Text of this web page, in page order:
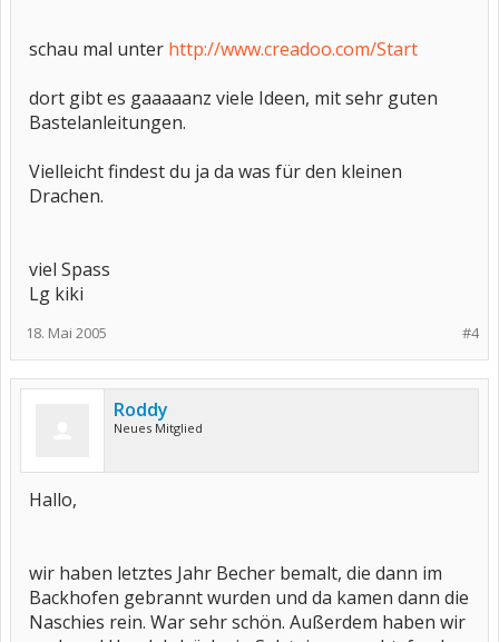
schau mal unter http://www.creadoo.com/Start
dort gibt es gaaaaanz viele Ideen, mit sehr guten
Bastelanleitungen.
Vielleicht findest du ja da was für den kleinen
Drachen.
viel Spass
Lg kiki
#4
18. Mai 2005
Roddy
Neues Mitglied
Hallo,
wir haben letztes Jahr Becher bemalt, die dann im
Backhofen gebrannt wurden und da kamen dann die
Naschies rein. War sehr schön. Außerdem haben wir